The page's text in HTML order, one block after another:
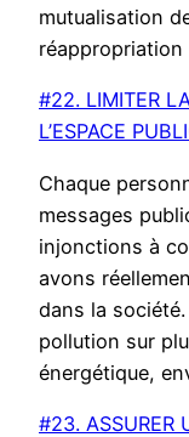
mutualisation
réappropriation
#22. LIMITER
L’ESPACE
Chaque
messages
injonctions à
avons
dans la
pollution sur
énergétique,
#23. ASSURER